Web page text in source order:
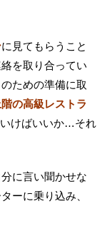
に見てもらうこと
を取り合ってい
ための準備に取
の高級レストラ
けばいいか…それ
に言い聞かせな
ーに乗り込み、